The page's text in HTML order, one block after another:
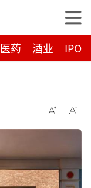
医药 酒业 IPO